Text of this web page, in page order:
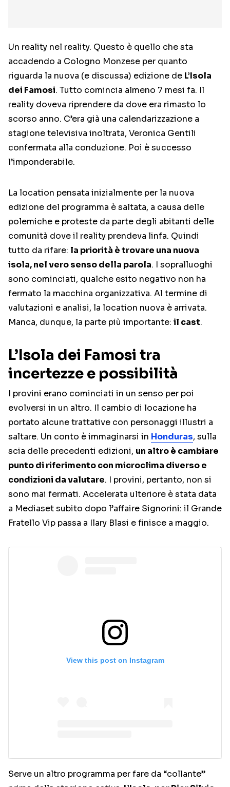
Un reality nel reality. Questo è quello che sta
accadendo a Cologno Monzese per quanto
riguarda la nuova (e discussa) edizione de L’Isola
dei Famosi. Tutto comincia almeno 7 mesi fa. Il
reality doveva riprendere da dove era rimasto lo
scorso anno. C’era già una calendarizzazione a
stagione televisiva inoltrata, Veronica Gentili
confermata alla conduzione. Poi è successo
l’imponderabile.
La location pensata inizialmente per la nuova
edizione del programma è saltata, a causa delle
polemiche e proteste da parte degli abitanti delle
comunità dove il reality prendeva linfa. Quindi
tutto da rifare: la priorità è trovare una nuova
isola, nel vero senso della parola. I sopralluoghi
sono cominciati, qualche esito negativo non ha
fermato la macchina organizzativa. Al termine di
valutazioni e analisi, la location nuova è arrivata.
Manca, dunque, la parte più importante: il cast.
L’Isola dei Famosi tra
incertezze e possibilità
I provini erano cominciati in un senso per poi
evolversi in un altro. Il cambio di locazione ha
portato alcune trattative con personaggi illustri a
saltare. Un conto è immaginarsi in Honduras, sulla
scia delle precedenti edizioni, un altro è cambiare
punto di riferimento con microclima diverso e
condizioni da valutare. I provini, pertanto, non si
sono mai fermati. Accelerata ulteriore è stata data
a Mediaset subito dopo l’affaire Signorini: il Grande
Fratello Vip passa a Ilary Blasi e finisce a maggio.
View this post on Instagram
Serve un altro programma per fare da “collante”